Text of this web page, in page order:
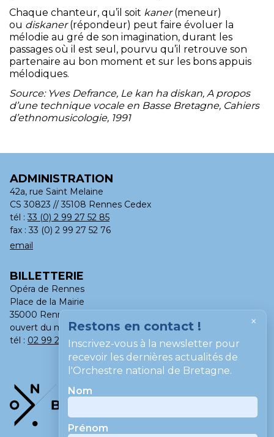
Chaque chanteur, qu’il soit kaner(meneur)
ou diskaner(répondeur) peut faire évoluer la
mélodie au gré de son imagination, durant les
passages où il est seul, pourvu qu’il retrouve son
partenaire au bon moment et sur les bons appuis
mélodiques.
Source: Yves Defrance, Le kan ha diskan, A propos
d’une technique vocale en Basse Bretagne, Cahiers
d’ethnomusicologie, 1991
ADMINISTRATION
42a, rue Saint Melaine
CS 30823 // 35108 Rennes Cedex
tél :33 (0) 2 99 27 52 85
fax : 33 (0) 2 99 27 52 76
email
BILLETTERIE
Opéra de Rennes
Place de la Mairie
35000 Rennes
ouvert du mardi au samedi, de 13h à 18h
tél : 02 99 275 275
×
Restons en contact !
Inscrivez-vous à la newsletter pour
recevoir les dernières actualités de
l'Orchestre national de Bretagne.
Nom
Prénom